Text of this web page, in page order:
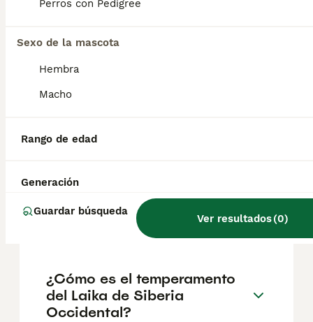
Perros con Pedigree
Sexo de la mascota
Hembra
Macho
Rango de edad
Generación
Guardar búsqueda
Ver resultados(0)
Informarse bien y comparar opciones antes
decisión.
Occidental buenos perros de
¿Qué raza de perro era
¿Cómo es el temperamento
del Laika de Siberia
Occidental?